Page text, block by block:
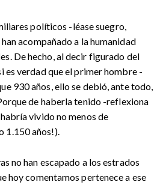
políticos -léase suegro,
acompañado a la humanidad
De hecho, al decir figurado del
es verdad que el primer hombre -
930 años, ello se debió, ante todo,
de haberla tenido -reflexiona
vivido no menos de
1.150 años!).
no han escapado a los estrados
hoy comentamos pertenece a ese